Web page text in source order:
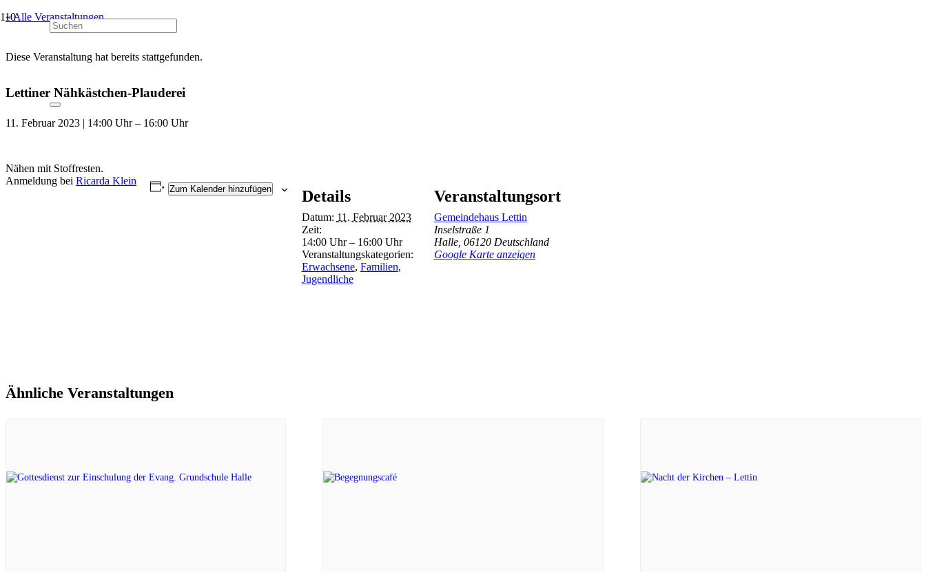
« Alle Veranstaltungen
Diese Veranstaltung hat bereits stattgefunden.
Lettiner Nähkästchen-Plauderei
11. Februar 2023 | 14:00 Uhr– 16:00 Uhr
Nähen mit Stoffresten.
Anmeldung bei Ricarda Klein
Zum Kalender hinzufügen Details
Datum: 11. Februar 2023
Zeit:
14:00 Uhr – 16:00 Uhr
Veranstaltungskategorien:
Erwachsene, Familien,
Jugendliche
Veranstaltungsort
Gemeindehaus Lettin
Inselstraße 1
Halle, 06120 Deutschland
Google Karte anzeigen
Ähnliche Veranstaltungen